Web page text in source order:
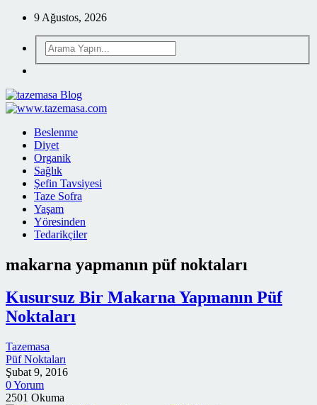
9 Ağustos, 2026
Beslenme
Diyet
Organik
Sağlık
Şefin Tavsiyesi
Taze Sofra
Yaşam
Yöresinden
Tedarikçiler
makarna yapmanın püf noktaları
Kusursuz Bir Makarna Yapmanın Püf
Noktaları
Tazemasa
Püf Noktaları
Şubat 9, 2016
0 Yorum
2501 Okuma